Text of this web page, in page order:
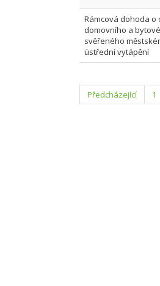
Rámcová dohoda
domovního a
svěřeného
ústřední vytápění
Předcházející 1